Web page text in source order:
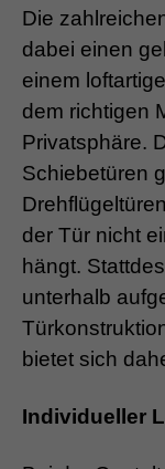
Die
dabei einen
einem
dem richtigen
Privatsphäre.
Schiebetüren
der Tür nicht
hängt.
unterhalb
bietet sich
Individueller